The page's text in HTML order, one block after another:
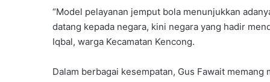
“Model pelayanan jemput bola menunjukkan
datang kepada negara, kini negara yang hadir
Iqbal, warga Kecamatan Kencong.
Dalam berbagai kesempatan, Gus Fawait